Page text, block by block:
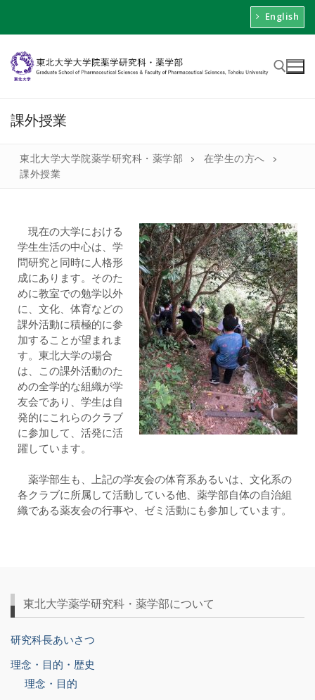
English
課外授業
東北大学大学院薬学研究科・薬学部
在学生の方へ
課外授業
現在の大学における
学生生活の中心は、学
問研究と同時に人格形
成にあります。そのた
めに教室での勉学以外
に、文化、体育などの
課外活動に積極的に参
加することが望まれま
す。東北大学の場合
は、この課外活動のた
めの全学的な組織が学
友会であり、学生は自
発的にこれらのクラブ
に参加して、活発に活
躍しています。
薬学部生も、上記の学友会の体育系あるいは、文化系の
各クラブに所属して活動している他、薬学部自体の自治組
織である薬友会の行事や、ゼミ活動にも参加しています。
東北大学薬学研究科・薬学部について
研究科長あいさつ
理念・目的・歴史
理念・目的